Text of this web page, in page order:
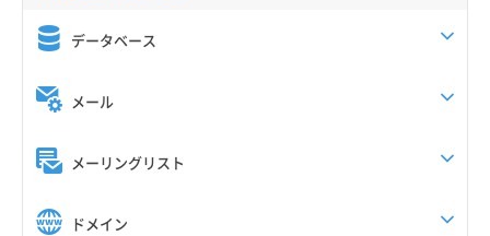
データベース
メール
メーリングリスト
ドメイン